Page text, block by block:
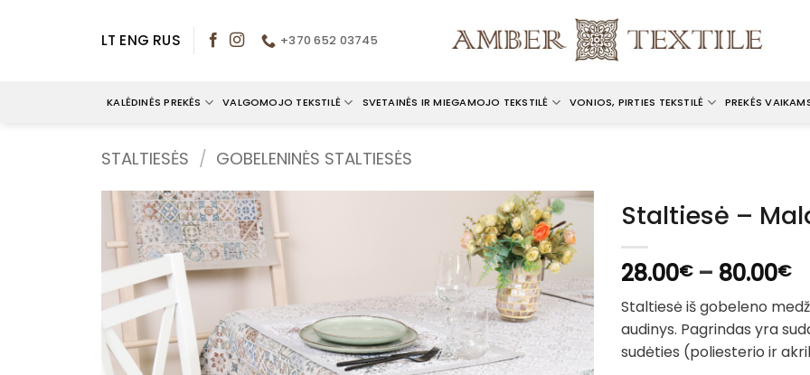
LT ENG RUS +370 652 03745
KALĖDINĖS PREKĖS VALGOMOJO TEKSTILĖ SVETAINĖS IR MIEGAMOJO TEKSTILĖ VONIOS, PIRTIES TEKSTILĖ PREKĖS
STALTIESĖS / GOBELENINĖS STALTIESĖS
Staltiesė –
28.00€ – 80.00€
Staltiesė iš gobeleno
audinys. Pagrindas yra
sudėties (poliesterio ir